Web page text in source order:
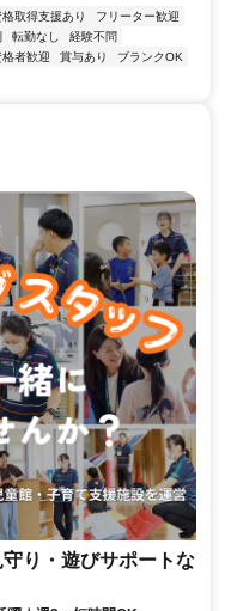
格取得支援あり
フリーター歓迎
転勤なし
経験不問
者歓迎 賞与あり
ブランクOK
り・遊びサポートな